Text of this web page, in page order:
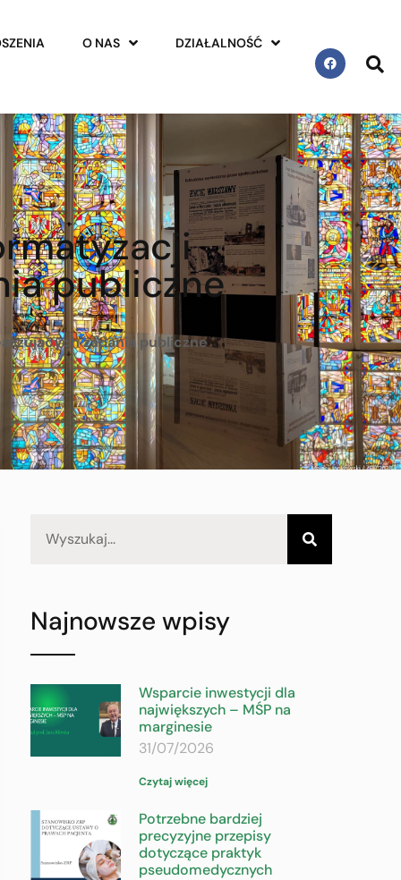
O NAS DZIAŁALNOŚĆ
publiczne
zadania publiczne
Najnowsze wpisy
Wsparcie inwestycji dla
największych – MŚP na
marginesie
31/07/2026
Czytaj więcej
Potrzebne bardziej
precyzyjne przepisy
dotyczące praktyk
pseudomedycznych